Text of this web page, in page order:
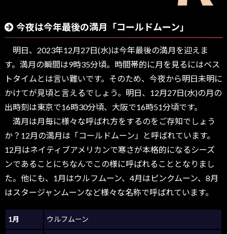
今夜は今年最後の満月「コールドムーン」
明日、2023年12月27日(水)は今年最後の満月を迎えま
す。満月の瞬間は9時35分頃。時間帯的に月を見るにはベス
トタイムとは言い難いです。そのため、今夜から明日未明に
かけてが見頃と言えるでしょう。明日、12月27日(水)の月の
出時刻は東京で16時30分頃、大阪で16時51分頃です。
満月は月毎に様々な呼ばれ方をするのをご存知でしょう
か？12月の満月は「コールドムーン」と呼ばれています。
12月はネイティブアメリカンで寒さが本格的になるシーズ
ンであることにちなんでこの様に呼ばれることとなりまし
た。他にも、1月はウルフムーン、4月はピンクムーン、8月
はスタージャンムーンなど様々な名称で呼ばれています。
1月 ウルフムーン